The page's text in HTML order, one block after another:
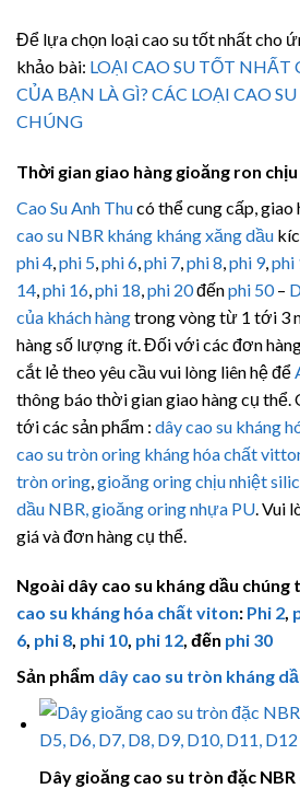
Để lựa chọn loại cao su tốt nhất cho
khảo bài: LOẠI CAO SU TỐT
CỦA BẠN LÀ GÌ? CÁC LOẠI CAO
CHÚNG
Thời gian giao hàng gioăng ron
Cao Su Anh Thucó thể cung cấp, giao
cao su NBR kháng kháng xăng dầu
phi 4 phi 5 phi 6 phi 7 phi 8 phi 9, phi
14 phi 16 phi 18 phi 20đếnphi 50–
của khách hàngtrong vòng từ 1 tới 3
hàng số lượng ít. Đối với các đơn
cắt lẻ theo yêu cầu vui lòng liên hệ để
thông báo thời gian giao hàng cụ thể.
tới các sản phẩm : dây cao su kháng
cao su tròn oring kháng hóa chất
tròn oring gioăng oring chịu nhiệt
dầu NBR, gioăng oring nhựa PU . Vui
giá và đơn hàng cụ thể.
Ngoài dây cao su kháng dầu chúng
cao su kháng hóa chất viton: Phi 2,
6, phi 8, phi 10, phi 12, đến phi 30
Sản phẩm dây cao su tròn kháng
Dây gioăng cao su tròn đặc NBR